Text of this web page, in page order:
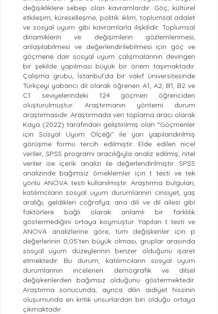
değişikliklere sebep olan kavramlardır. Göç; kültürel
etkileşim, küreselleşme, politik iklim, toplumsal adalet
ve sosyal uyum gibi kavramlarla ilişkilidir. Toplumsal
dinamiklerin ve değişimlerin gözlemlenmesi,
anlaşılabilmesi ve değerlendirilebilmesi için göç ve
göçmene dair sosyal uyum çalışmalarının devingen
bir şekilde yapılması büyük bir önem taşımaktadır.
Çalışma grubu, İstanbul’da bir vakıf üniversitesinde
Türkçeyi yabancı dil olarak öğrenen A1, A2, B1, B2 ve
C1 seviyelerindeki 124 göçmen öğrenciden
oluşturulmuştur. Araştırmanın yöntemi durum
araştırmasıdır. Araştırmada veri toplama aracı olarak
Kaya (2022) tarafından geliştirilmiş olan “Göçmenler
için Sosyal Uyum Ölçeği” ile yarı yapılandırılmış
görüşme formu tercih edilmiştir. Elde edilen nicel
veriler, SPSS programı aracılığıyla analiz edilmiş; nitel
veriler ise içerik analizi ile değerlendirilmiştir. SPSS
analizinde bağımsız örneklemler için t testi ve tek
yönlü ANOVA testi kullanılmıştır. Araştırma bulguları,
katılımcıların sosyal uyum durumlarının cinsiyet, yaş
aralığı, geldikleri coğrafya, ana dili ve dil ailesi gibi
faktörlere bağlı olarak anlamlı bir farklılık
göstermediğini ortaya koymuştur. Yapılan t testi ve
ANOVA analizlerine göre, tüm değişkenler için p
değerlerinin 0,05’ten büyük olması, gruplar arasında
sosyal uyum düzeylerinin benzer olduğunu işaret
etmektedir. Bu durum, katılımcıların sosyal uyum
durumlarının incelenen demografik ve dilsel
değişkenlerden bağımsız olduğunu göstermektedir.
Araştırma sonucunda, ayrıca dilin aidiyet hissinin
oluşumunda en kritik unsurlardan biri olduğu ortaya
çıkmaktadır.